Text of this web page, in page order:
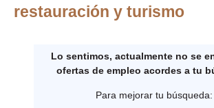
restauración y turismo
Lo sentimos, actualmente no se
ofertas de empleo acordes a tu
Para mejorar tu búsqueda: